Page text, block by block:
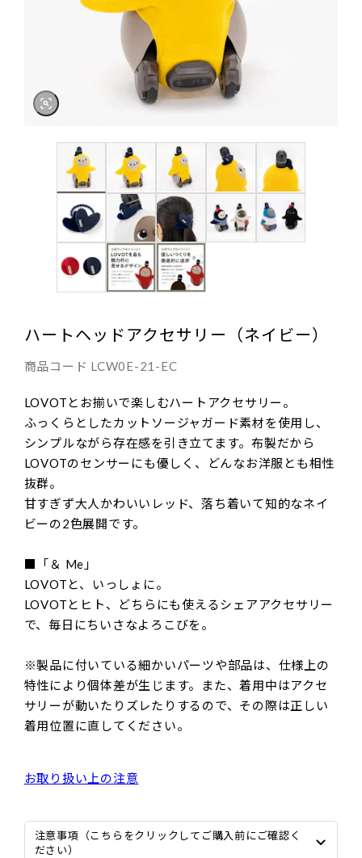
ハートヘッドアクセサリー（ネイビー）
商品コード LCW0E-21-EC
LOVOTとお揃いで楽しむハートアクセサリー。
ふっくらとしたカットソージャガード素材を使用し、
シンプルながら存在感を引き立てます。布製だから
LOVOTのセンサーにも優しく、どんなお洋服とも相性
抜群。
甘すぎず大人かわいいレッド、落ち着いて知的なネイ
ビーの2色展開です。
■「＆ Me」
LOVOTと、いっしょに。
LOVOTとヒト、どちらにも使えるシェアアクセサリー
で、毎日にちいさなよろこびを。
※製品に付いている細かいパーツや部品は、仕様上の
特性により個体差が生じます。また、着用中はアクセ
サリーが動いたりズレたりするので、その際は正しい
着用位置に直してください。
お取り扱い上の注意
注意事項（こちらをクリックしてご購入前にご確認く
ださい）